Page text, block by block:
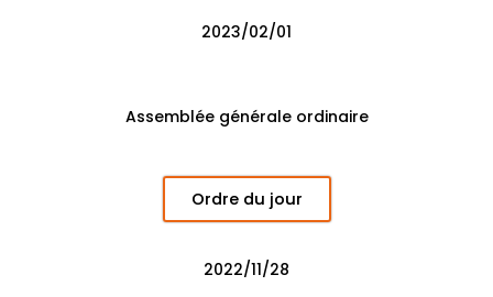
2023/02/01
Assemblée générale ordinaire
Ordre du jour
2022/11/28